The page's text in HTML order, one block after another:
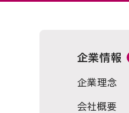
企業情報
企業理念
会社概要